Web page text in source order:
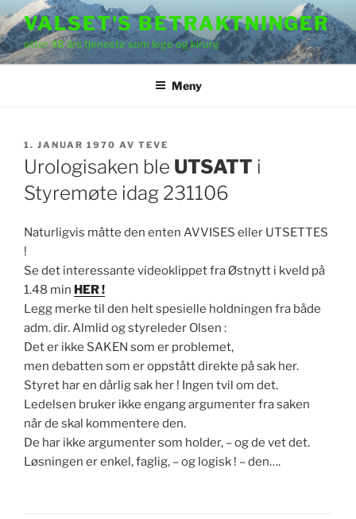
til
innhold
VALSET'S BETRAKTNINGER
etter 48 års tjeneste som lege og kirurg
Meny
PUBLISERT
1. JANUAR 1970 AV TEVE
Urologisaken ble UTSATT i
Styremøte idag 231106
Naturligvis måtte den enten AVVISES eller UTSETTES
!
Se det interessante videoklippet fra Østnytt i kveld på
1.48 min HER !
Legg merke til den helt spesielle holdningen fra både
adm. dir. Almlid og styreleder Olsen :
Det er ikke SAKEN som er problemet,
men debatten som er oppstått direkte på sak her.
Styret har en dårlig sak her ! Ingen tvil om det.
Ledelsen bruker ikke engang argumenter fra saken
når de skal kommentere den.
De har ikke argumenter som holder, – og de vet det.
Løsningen er enkel, faglig, – og logisk ! – den….